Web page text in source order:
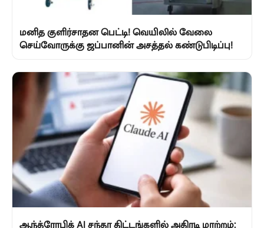
மனித குளிர்சாதன பெட்டி! வெயிலில் வேலை
செய்வோருக்கு ஜப்பானின் அசத்தல் கண்டுபிடிப்பு!
ஆந்த்ரோபிக் AI சந்தா திட்டங்களில் அதிரடி மாற்றம்: